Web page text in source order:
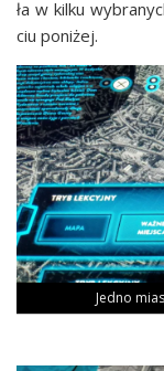
ła w kil­ku
ciu poniżej.
Jed­no